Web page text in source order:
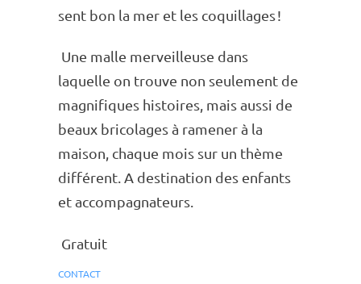
sent bon la mer et les coquillages !
Une malle merveilleuse dans
laquelle on trouve non seule­ment de
magni­fiques histoires, mais aussi de
beaux brico­lages à rame­ner à la
maison, chaque mois sur un thème
diffé­rent. A desti­na­tion des enfants
et accom­pa­gna­teurs.
Gratuit
CONTACT